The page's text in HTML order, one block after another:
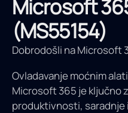
Microsoft
(MS55154)
Dobrodošli na Microsoft
Ovladavanje moćnim
Microsoft 365 je ključno
produktivnosti, saradnje